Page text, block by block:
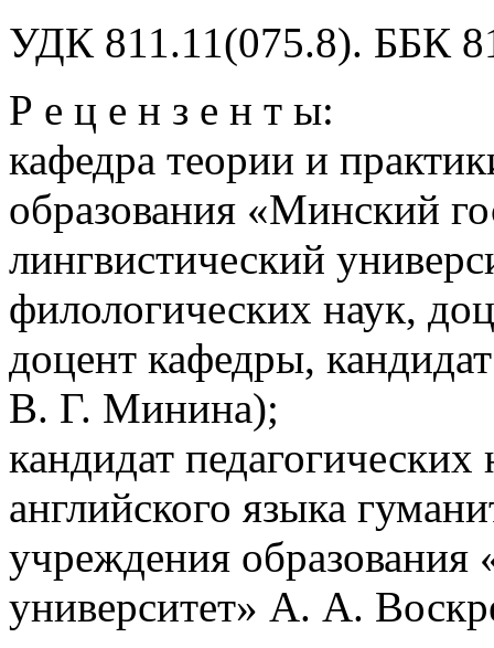
УДК 811.11(075.8). ББК
Р е ц е н з е н т ы:
кафедра теории и
образования «Минский
лингвистический
филологических наук,
доцент кафедры,
В. Г. Минина);
кандидат педагогических
английского языка
учреждения образования
университет» А. А.